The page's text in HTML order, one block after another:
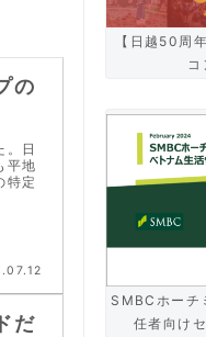
の
。日
平地
特定
だ
【日越50周
SMBCホーチ
任者向け